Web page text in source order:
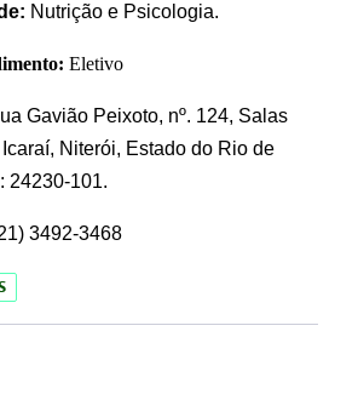
Nutrição e Psicologia.
Eletivo
Gavião Peixoto, nº. 124, Salas
Niterói, Estado do Rio de
24230-101.
3492-3468